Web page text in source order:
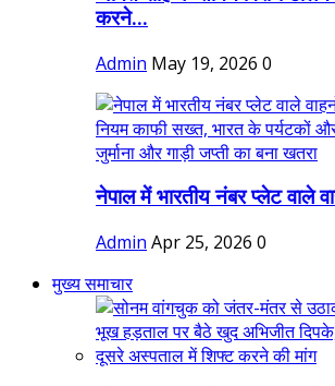
करने...
Admin May 19, 2026 0
नेपाल में भारतीय नंबर प्लेट वाले
Admin Apr 25, 2026 0
मुख्य समाचार